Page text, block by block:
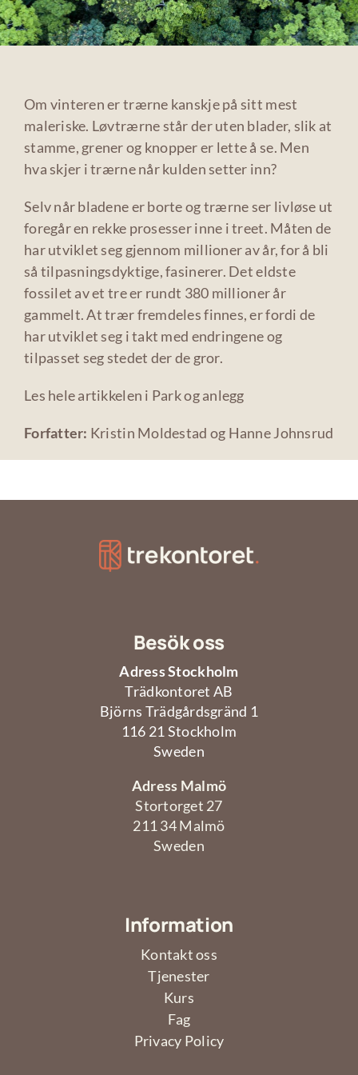
Om vinteren er trærne kanskje på sitt mest
maleriske. Løvtrærne står der uten blader, slik at
stamme, grener og knopper er lette å se. Men
hva skjer i trærne når kulden setter inn?
Selv når bladene er borte og trærne ser livløse ut
foregår en rekke prosesser inne i treet. Måten de
har utviklet seg gjennom millioner av år, for å bli
så tilpasningsdyktige, fasinerer. Det eldste
fossilet av et tre er rundt 380 millioner år
gammelt. At trær fremdeles finnes, er fordi de
har utviklet seg i takt med endringene og
tilpasset seg stedet der de gror.
Les hele artikkelen i Park og anlegg
Forfatter: Kristin Moldestad og Hanne Johnsrud
Besök oss
Adress Stockholm
Trädkontoret AB
Björns Trädgårdsgränd 1
116 21 Stockholm
Sweden
Adress Malmö
Stortorget 27
211 34 Malmö
Sweden
Information
Kontakt oss
Tjenester
Kurs
Fag
Privacy Policy